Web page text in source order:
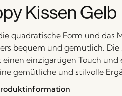
Kissen Gelb
quadratische Form und das
bequem und gemütlich. Die
einzigartigen Touch und
gemütliche und stilvolle